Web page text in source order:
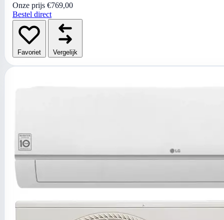
Onze prijs €769,00
Bestel direct
Favoriet Vergelijk